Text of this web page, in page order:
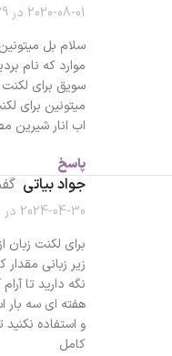
2020-08-01 در 5:39 ق.ظ
سلام بل
موارد که نام
سویق برای لکنت
میتونین برای
اب انار شیرین
پاسخ
جواد بیاتی
2024-04-30 در 6:48 ب.ظ
برای لکنت زبان
زیر زبانی
نگه دارید تا
هفته ای سه بار
و استفاده
کامل